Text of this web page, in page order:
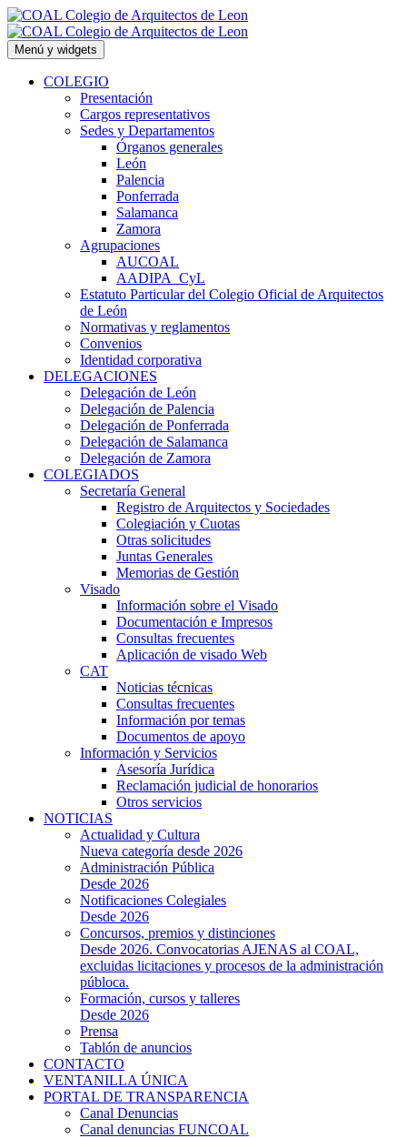
Saltar
al
contenido
Menú y widgets
COLEGIO
Presentación
Cargos representativos
Sedes y Departamentos
Órganos generales
León
Palencia
Ponferrada
Salamanca
Zamora
Agrupaciones
AUCOAL
AADIPA_CyL
Estatuto Particular del Colegio Oficial de Arquitectos
de León
Normativas y reglamentos
Convenios
Identidad corporativa
DELEGACIONES
Delegación de León
Delegación de Palencia
Delegación de Ponferrada
Delegación de Salamanca
Delegación de Zamora
COLEGIADOS
Secretaría General
Registro de Arquitectos y Sociedades
Colegiación y Cuotas
Otras solicitudes
Juntas Generales
Memorias de Gestión
Visado
Información sobre el Visado
Documentación e Impresos
Consultas frecuentes
Aplicación de visado Web
CAT
Noticias técnicas
Consultas frecuentes
Información por temas
Documentos de apoyo
Información y Servicios
Asesoría Jurídica
Reclamación judicial de honorarios
Otros servicios
NOTICIAS
Actualidad y Cultura
Nueva categoría desde 2026
Administración Pública
Desde 2026
Notificaciones Colegiales
Desde 2026
Concursos, premios y distinciones
Desde 2026. Convocatorias AJENAS al COAL,
excluidas licitaciones y procesos de la administración
públoca.
Formación, cursos y talleres
Desde 2026
Prensa
Tablón de anuncios
CONTACTO
VENTANILLA ÚNICA
PORTAL DE TRANSPARENCIA
Canal Denuncias
Canal denuncias FUNCOAL